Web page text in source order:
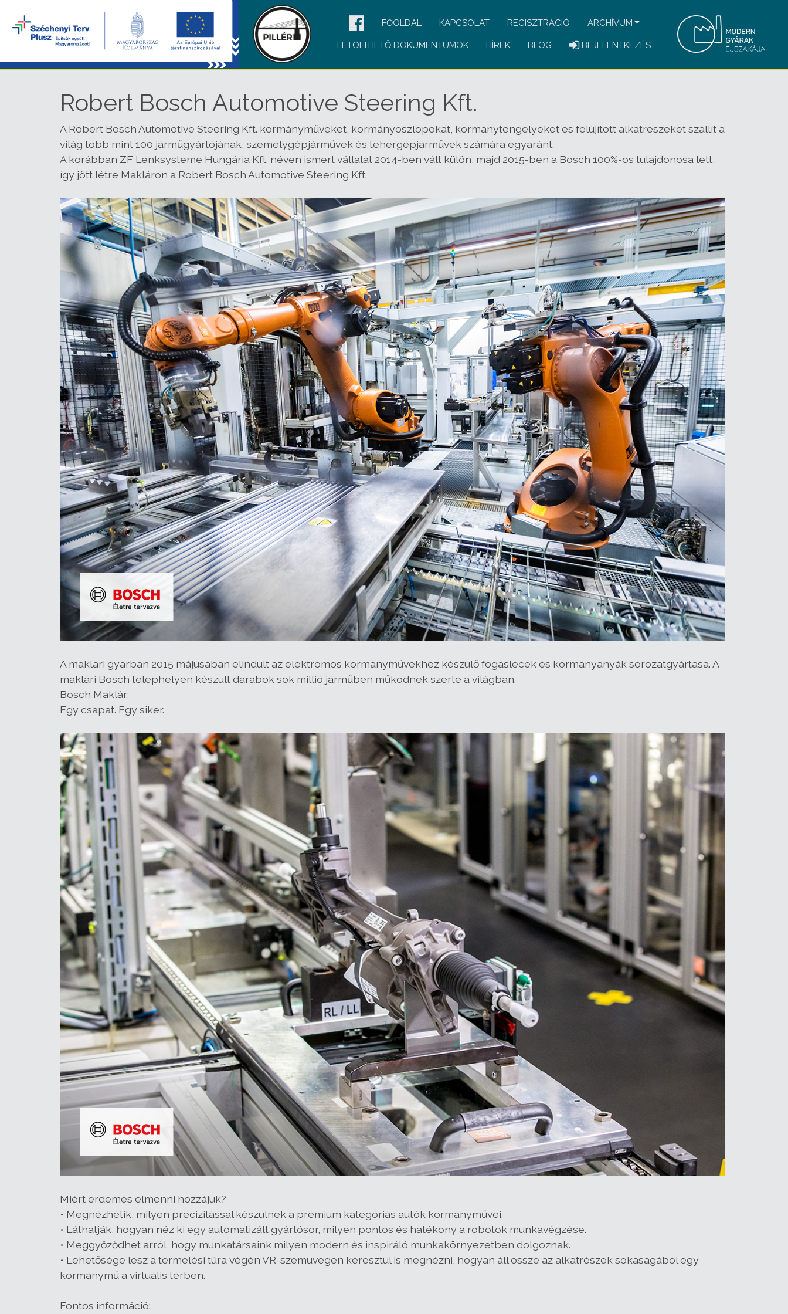
FŐOLDAL KAPCSOLAT REGISZTRÁCIÓ ARCHÍVUM
LETÖLTHETŐ DOKUMENTUMOK HÍREK BLOG BEJELENTKEZÉS
Robert Bosch Automotive Steering Kft.
A Robert Bosch Automotive Steering Kft. kormányműveket, kormányoszlopokat, kormánytengelyeket és felújított alkatrészeket szállít a
világ több mint 100 járműgyártójának, személygépjárművek és tehergépjárművek számára egyaránt.
A korábban ZF Lenksysteme Hungária Kft. néven ismert vállalat 2014-ben vált külön, majd 2015-ben a Bosch 100%-os tulajdonosa lett,
így jött létre Makláron a Robert Bosch Automotive Steering Kft.
A maklári gyárban 2015 májusában elindult az elektromos kormányművekhez készülő fogaslécek és kormányanyák sorozatgyártása. A
maklári Bosch telephelyen készült darabok sok millió járműben működnek szerte a világban.
Bosch Maklár.
Egy csapat. Egy siker.
Miért érdemes elmenni hozzájuk?
• Megnézhetik, milyen precizitással készülnek a prémium kategóriás autók kormányművei.
• Láthatják, hogyan néz ki egy automatizált gyártósor, milyen pontos és hatékony a robotok munkavégzése.
• Meggyőződhet arról, hogy munkatársaink milyen modern és inspiráló munkakörnyezetben dolgoznak.
• Lehetősége lesz a termelési túra végén VR-szemüvegen keresztül is megnézni, hogyan áll össze az alkatrészek sokaságából egy
kormánymű a virtuális térben.
Fontos információ: